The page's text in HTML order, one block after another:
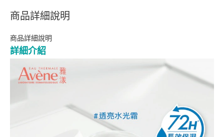
商品詳細說明
商品詳細說明
詳細介紹